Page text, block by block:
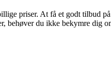
priser. At få et godt tilbud på
behøver du ikke bekymre dig